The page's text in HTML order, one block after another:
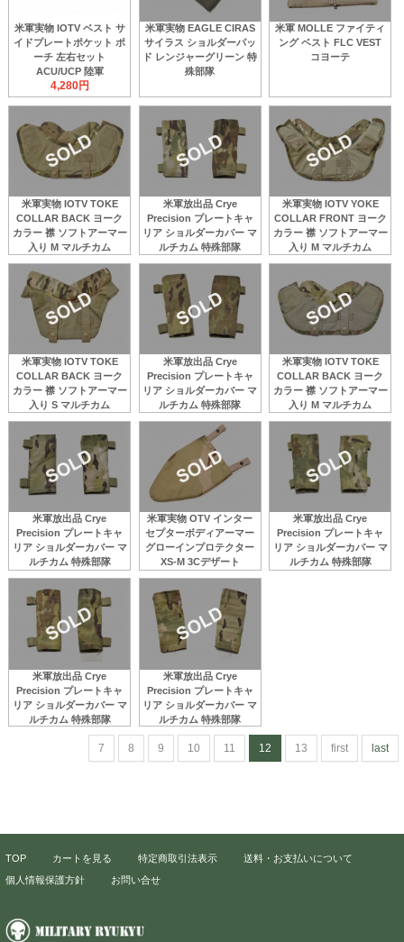
米軍実物 IOTV ベスト サ
イドプレートポケット ポ
ーチ 左右セット
ACU/UCP 陸軍
4,280円
米軍実物 EAGLE CIRAS
サイラス ショルダーパッ
ド レンジャーグリーン 特
殊部隊
米軍 MOLLE ファイティ
ング ベスト FLC VEST
コヨーテ
米軍実物 IOTV TOKE
COLLAR BACK ヨーク
カラー 襟 ソフトアーマー
入り M マルチカム
米軍放出品 Crye
Precision プレートキャ
リア ショルダーカバー マ
ルチカム 特殊部隊
米軍実物 IOTV YOKE
COLLAR FRONT ヨーク
カラー 襟 ソフトアーマー
入り M マルチカム
米軍実物 IOTV TOKE
COLLAR BACK ヨーク
カラー 襟 ソフトアーマー
入り S マルチカム
米軍放出品 Crye
Precision プレートキャ
リア ショルダーカバー マ
ルチカム 特殊部隊
米軍実物 IOTV TOKE
COLLAR BACK ヨーク
カラー 襟 ソフトアーマー
入り M マルチカム
米軍放出品 Crye
Precision プレートキャ
リア ショルダーカバー マ
ルチカム 特殊部隊
米軍実物 OTV インター
セプターボディアーマー
グローインプロテクター
XS-M 3Cデザート
米軍放出品 Crye
Precision プレートキャ
リア ショルダーカバー マ
ルチカム 特殊部隊
米軍放出品 Crye
Precision プレートキャ
リア ショルダーカバー マ
ルチカム 特殊部隊
米軍放出品 Crye
Precision プレートキャ
リア ショルダーカバー マ
ルチカム 特殊部隊
7 8 9 10 11 12 13 first last
TOP カートを見る 特定商取引法表示
送料・お支払いについて
個人情報保護方針
お問い合せ